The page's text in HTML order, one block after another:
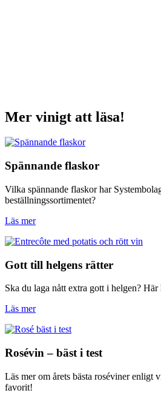
Mer vinigt att läsa!
Spännande flaskor
Vilka spännande flaskor har
beställningssortimentet?
Läs mer
Gott till helgens rätter
Ska du laga nått extra gott i helgen?
Läs mer
Rosévin – bäst i test
Läs mer om årets bästa roséviner enligt
favorit!